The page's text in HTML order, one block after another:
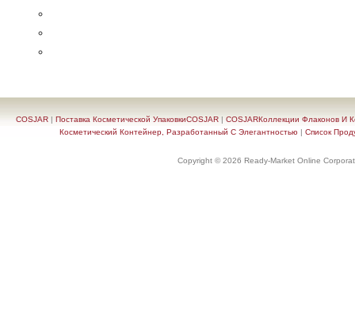
COSJAR | Поставка Косметической УпаковкиCOSJAR | COSJARКоллекции Флаконов И
Косметический Контейнер, Разработанный С Элегантностью | Список
Copyright © 2026 Ready-Market Online